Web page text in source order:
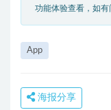
功能体验查看，如有
App
海报分享